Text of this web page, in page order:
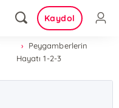
Kaydol
Peygamberlerin
Hayatı 1-2-3